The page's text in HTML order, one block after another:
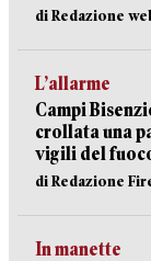
di Redazione
L’allarme
Campi
crollata una
vigili del
di Redazione
In manette